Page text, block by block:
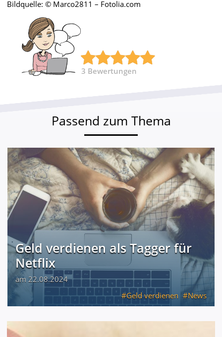
Bildquelle: © Marco2811 – Fotolia.com
3 Bewertungen
Passend zum Thema
Geld verdienen als Tagger für
Netflix
am 22.08.2024
Geld verdienen
News